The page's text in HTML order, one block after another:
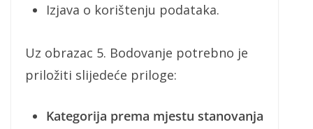
Izjava o korištenju podataka.
Uz obrazac 5. Bodovanje potrebno je
priložiti slijedeće priloge:
Kategorija prema mjestu stanovanja